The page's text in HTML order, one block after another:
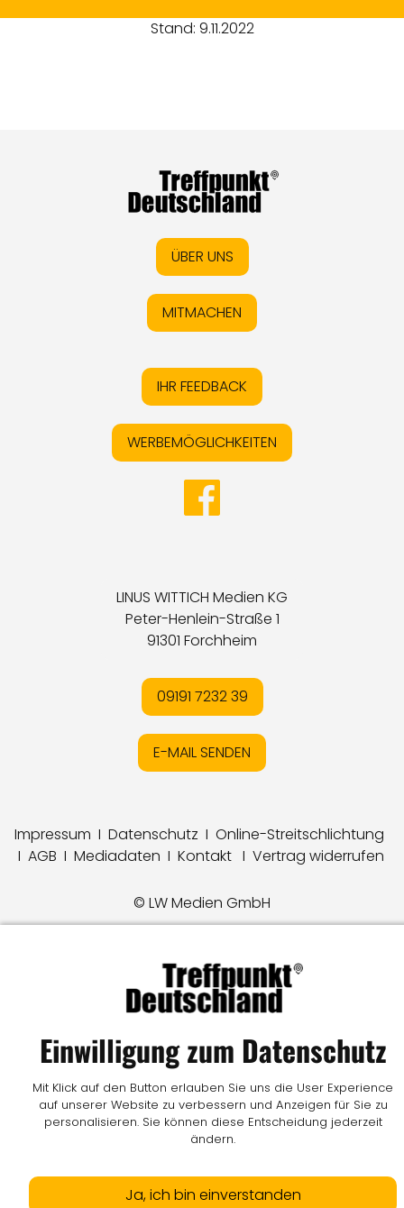
Stand: 9.11.2022
ÜBER UNS
MITMACHEN
IHR FEEDBACK
WERBEMÖGLICHKEITEN
LINUS WITTICH Medien KG
Peter-Henlein-Straße 1
91301 Forchheim
09191 7232 39
E-MAIL SENDEN
Impressum I Datenschutz I Online-Streitschlichtung
I AGB I Mediadaten I Kontakt I Vertrag widerrufen
© LW Medien GmbH
Einwilligung zum Datenschutz
Mit Klick auf den Button erlauben Sie uns die User Experience
auf unserer Website zu verbessern und Anzeigen für Sie zu
personalisieren. Sie können diese Entscheidung jederzeit
ändern.
Ja, ich bin einverstanden